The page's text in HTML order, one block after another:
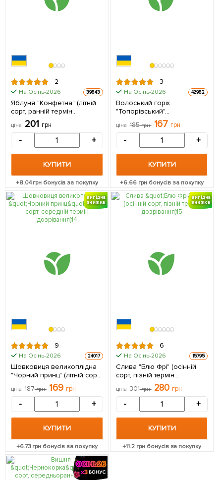
2
На Осінь-2026 39843
Яблуня "Конфетна" (літній
сорт, ранній термін
дозрівання) 1 саджанець в
упаковці
ціна 201 грн
- +
КУПИТИ
+8.04грн бонусів за покупку
3
На Осінь-2026 42982
Волоський горіх
"Топорівський"
(середньостиглий термін
дозрівання) 1 шт в упаковці
ціна 185грн 167 грн
- +
КУПИТИ
+6.66 грн бонусів за покупку
вигідна
знижка
9
На Осінь-2026 24017
Шовковиця великоплідна
"Чорний принц" (літній сорт,
середній термін
дозрівання) 1 саджанець в
ціна 187грн 169 грн
- +
КУПИТИ
+6.73грн бонусів за покупку
вигідна
знижка
6
На Осінь-2026 15795
Слива "Блю Фрі" (осінній
сорт, пізній термін
дозрівання) 1 саджанець в
упаковці
ціна 301грн 280 грн
- +
КУПИТИ
+11.2грн бонусів за покупку